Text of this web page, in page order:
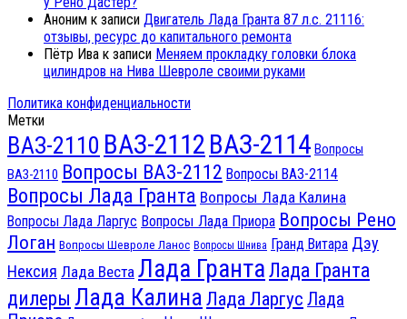
Аноним к записи Двигатель Лада Гранта 87 л.с. 21116:
отзывы, ресурс до капитального ремонта
Пётр Ива к записи Меняем прокладку головки блока
цилиндров на Нива Шевроле своими руками
Политика конфиденциальности
Метки
ВАЗ-2110 ВАЗ-2112 ВАЗ-2114 Вопросы
ВАЗ-2110 Вопросы ВАЗ-2112 Вопросы ВАЗ-2114
Вопросы Лада Гранта Вопросы Лада Калина
Вопросы Лада Ларгус Вопросы Лада Приора Вопросы Рено
Логан Вопросы Шевроле Ланос Вопросы Шнива Гранд Витара Дэу
Нексия Лада Веста Лада Гранта Лада Гранта
дилеры Лада Калина Лада Ларгус Лада